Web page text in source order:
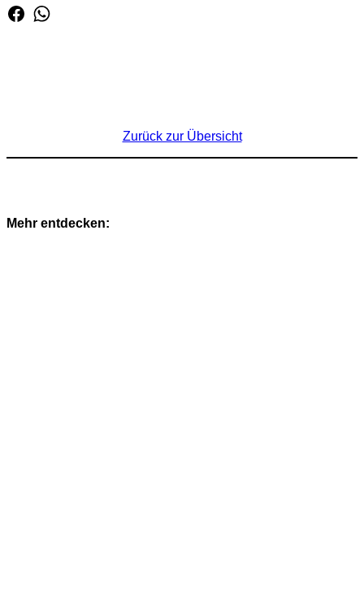
Zurück zur Übersicht
Mehr entdecken: